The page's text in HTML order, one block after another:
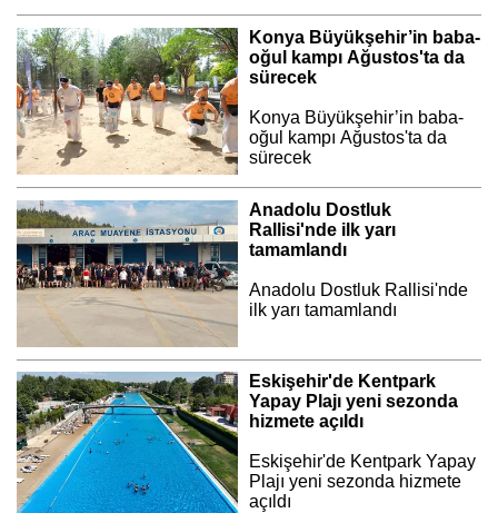
Konya Büyükşehir’in baba-
oğul kampı Ağustos'ta da
sürecek
Konya Büyükşehir’in baba-
oğul kampı Ağustos'ta da
sürecek
Anadolu Dostluk
Rallisi'nde ilk yarı
tamamlandı
Anadolu Dostluk Rallisi'nde
ilk yarı tamamlandı
Eskişehir'de Kentpark
Yapay Plajı yeni sezonda
hizmete açıldı
Eskişehir'de Kentpark Yapay
Plajı yeni sezonda hizmete
açıldı